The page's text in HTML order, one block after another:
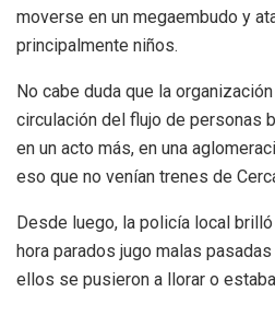
moverse en un megaembudo y
principalmente niños.
No cabe duda que la
circulación del flujo de personas
en un acto más, en una
eso que no venían trenes de
Desde luego, la policía local
hora parados jugo malas
ellos se pusieron a llorar o